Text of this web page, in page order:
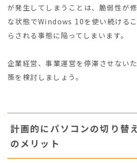
が発生してしまうことは、脆弱性が
な状態でWindows 10を使い続ける
らされる事態に陥ってしまいます。
企業経営、事業運営を停滞させない
策を検討しましょう。
計画的にパソコンの切り替
のメリット